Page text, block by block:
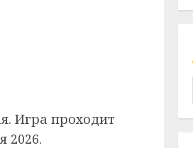
Игра проходит
2026.